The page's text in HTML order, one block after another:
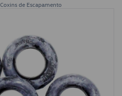
Coxins de Escapamento